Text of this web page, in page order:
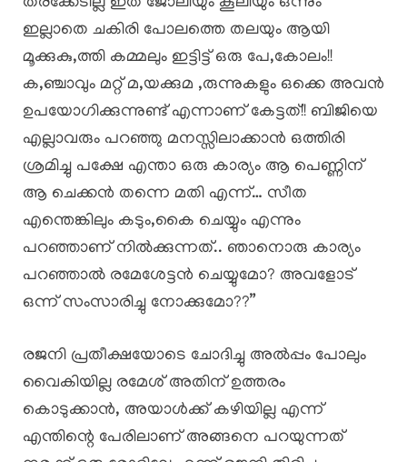
ഇല്ലാതെ ചകിരി പോലത്തെ തലയും ആയി
മൂക്കുകു,ത്തി കമ്മലും ഇട്ടിട്ട് ഒരു പേ,കോലം!!
ക,ഞ്ചാവും മറ്റ് മ,യക്കുമ ,രുന്നുകളും ഒക്കെ അവൻ
ഉപയോഗിക്കുന്നുണ്ട് എന്നാണ് കേട്ടത്!! ബിജിയെ
എല്ലാവരും പറഞ്ഞു മനസ്സിലാക്കാൻ ഒത്തിരി
ശ്രമിച്ചു പക്ഷേ എന്താ ഒരു കാര്യം ആ പെണ്ണിന്
ആ ചെക്കൻ തന്നെ മതി എന്ന്… സീത
എന്തെങ്കിലും കടും,കൈ ചെയ്യും എന്നും
പറഞ്ഞാണ് നിൽക്കുന്നത്.. ഞാനൊരു കാര്യം
പറഞ്ഞാൽ രമേശേട്ടൻ ചെയ്യുമോ? അവളോട്
ഒന്ന് സംസാരിച്ചു നോക്കുമോ??”
രജനി പ്രതീക്ഷയോടെ ചോദിച്ചു അൽപ്പം പോലും
വൈകിയില്ല രമേശ് അതിന് ഉത്തരം
കൊടുക്കാൻ, അയാൾക്ക് കഴിയില്ല എന്ന്
എന്തിന്റെ പേരിലാണ് അങ്ങനെ പറയുന്നത്